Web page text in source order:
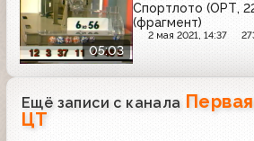
05:03
Спортлото (ОРТ,
(фрагмент)
2 мая 2021, 14:37
Ещё записи с канала
ЦТ